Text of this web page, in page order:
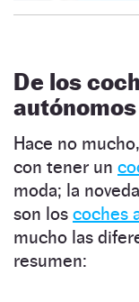
De los
autónomos
Hace no
con tener un
moda; la
son los coches
mucho las
resumen: